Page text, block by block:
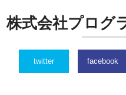
株式会社プログ
twitter facebook